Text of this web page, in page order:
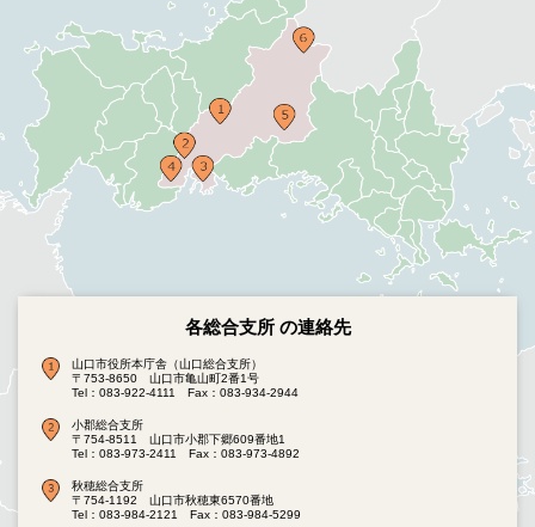
各総合支所 の連絡先
山口市役所本庁舎（山口総合支所）
〒753-8650 山口市亀山町2番1号
Tel：083-922-4111
Fax：083-934-2944
小郡総合支所
〒754-8511 山口市小郡下郷609番地1
Tel：083-973-2411
Fax：083-973-4892
秋穂総合支所
〒754-1192 山口市秋穂東6570番地
Tel：083-984-2121
Fax：083-984-5299